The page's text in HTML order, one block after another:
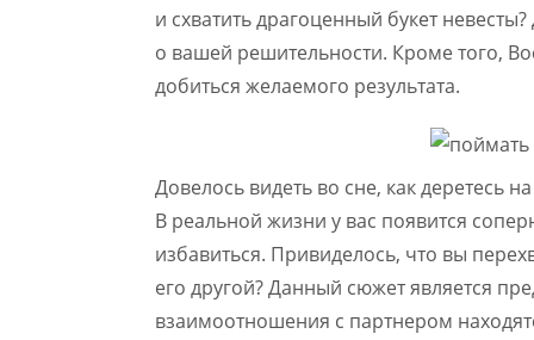
и схватить драгоценный букет
о вашей решительности. Кроме того,
добиться желаемого результата.
Довелось видеть во сне, как деретесь
В реальной жизни у вас появится
избавиться. Привиделось, что вы
его другой? Данный сюжет является
взаимоотношения с партнером